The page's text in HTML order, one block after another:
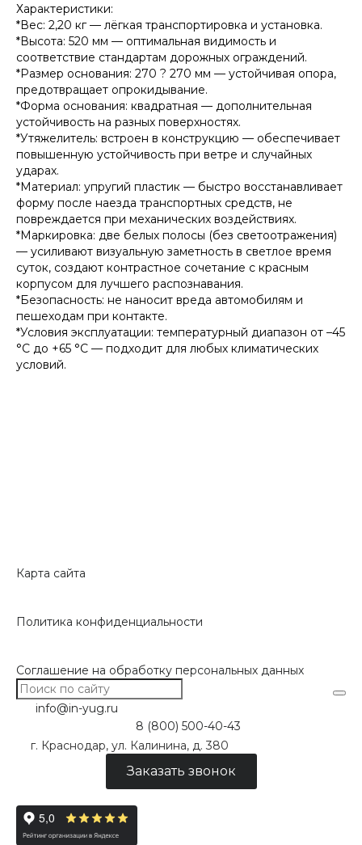
Характеристики:
*Вес: 2,20 кг — лёгкая транспортировка и установка.
*Высота: 520 мм — оптимальная видимость и
соответствие стандартам дорожных ограждений.
*Размер основания: 270 ? 270 мм — устойчивая опора,
предотвращает опрокидывание.
*Форма основания: квадратная — дополнительная
устойчивость на разных поверхностях.
*Утяжелитель: встроен в конструкцию — обеспечивает
повышенную устойчивость при ветре и случайных
ударах.
*Материал: упругий пластик — быстро восстанавливает
форму после наезда транспортных средств, не
повреждается при механических воздействиях.
*Маркировка: две белых полосы (без светоотражения)
— усиливают визуальную заметность в светлое время
суток, создают контрастное сочетание с красным
корпусом для лучшего распознавания.
*Безопасность: не наносит вреда автомобилям и
пешеходам при контакте.
*Условия эксплуатации: температурный диапазон от –45
°C до +65 °C — подходит для любых климатических
условий.
Карта сайта
Политика конфиденциальности
Соглашение на обработку персональных данных
info@in-yug.ru
8 (800) 500-40-43
г. Краснодар, ул. Калинина, д. 380
Заказать звонок